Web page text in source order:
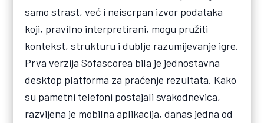
samo strast, već i neiscrpan izvor podataka
koji, pravilno interpretirani, mogu pružiti
kontekst, strukturu i dublje razumijevanje igre.
Prva verzija Sofascorea bila je jednostavna
desktop platforma za praćenje rezultata. Kako
su pametni telefoni postajali svakodnevica,
razvijena je mobilna aplikacija, danas jedna od